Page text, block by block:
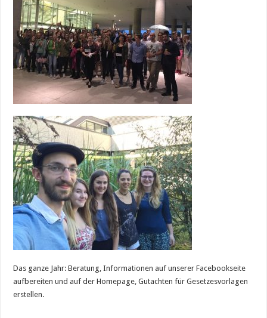
Das ganze Jahr: Beratung, Informationen auf unserer Facebookseite
aufbereiten und auf der Homepage, Gutachten für Gesetzesvorlagen
erstellen.